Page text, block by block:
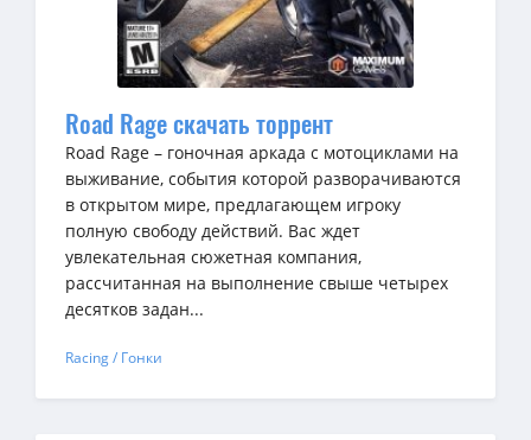
Road Rage скачать торрент
Road Rage – гоночная аркада с мотоциклами на
выживание, события которой разворачиваются
в открытом мире, предлагающем игроку
полную свободу действий. Вас ждет
увлекательная сюжетная компания,
рассчитанная на выполнение свыше четырех
десятков задан...
Racing / Гонки